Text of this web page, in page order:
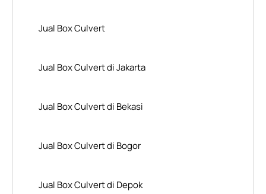
Jual Box Culvert
Jual Box Culvert di Jakarta
Jual Box Culvert di Bekasi
Jual Box Culvert di Bogor
Jual Box Culvert di Depok